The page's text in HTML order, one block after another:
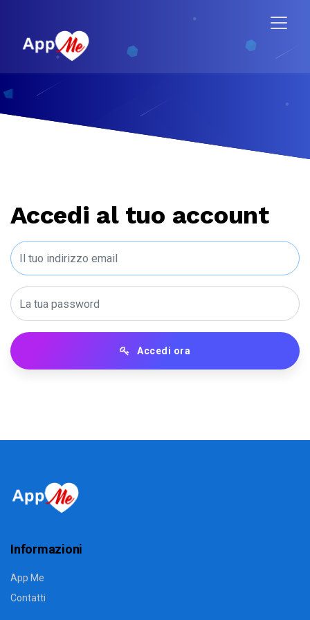
Accedi al tuo account
Accedi ora
Informazioni
App Me
Contatti